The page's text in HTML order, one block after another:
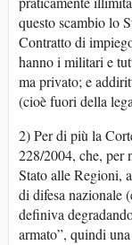
questo scambio lo
Contratto di
hanno i militari e
ma privato; e
(cioè fuori della
2) Per di più la
228/2004, che, per
Stato alle Regioni,
di difesa nazionale
definiva
armato”, quindi